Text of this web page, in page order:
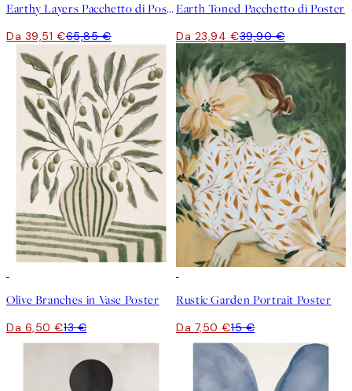
Earthy Layers Pacchetto di Poster
Da 39,51 €65,85 €
Earth Toned Pacchetto di Poster
Da 23,94 €39,90 €
Olive Branches in Vase Poster
Da 6,50 €13 €
Rustic Garden Portrait Poster
Da 7,50 €15 €